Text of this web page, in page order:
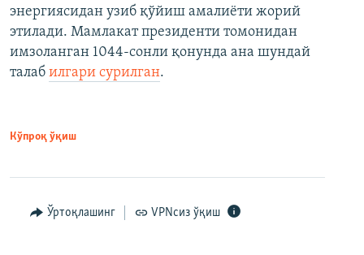
энергиясидан узиб қўйиш амалиёти жорий
этилади. Мамлакат президенти томонидан
имзоланган 1044-сонли қонунда ана шундай
талаб илгари сурилган.
Кўпроқ ўқиш
Ўртоқлашинг VPNсиз ўқиш